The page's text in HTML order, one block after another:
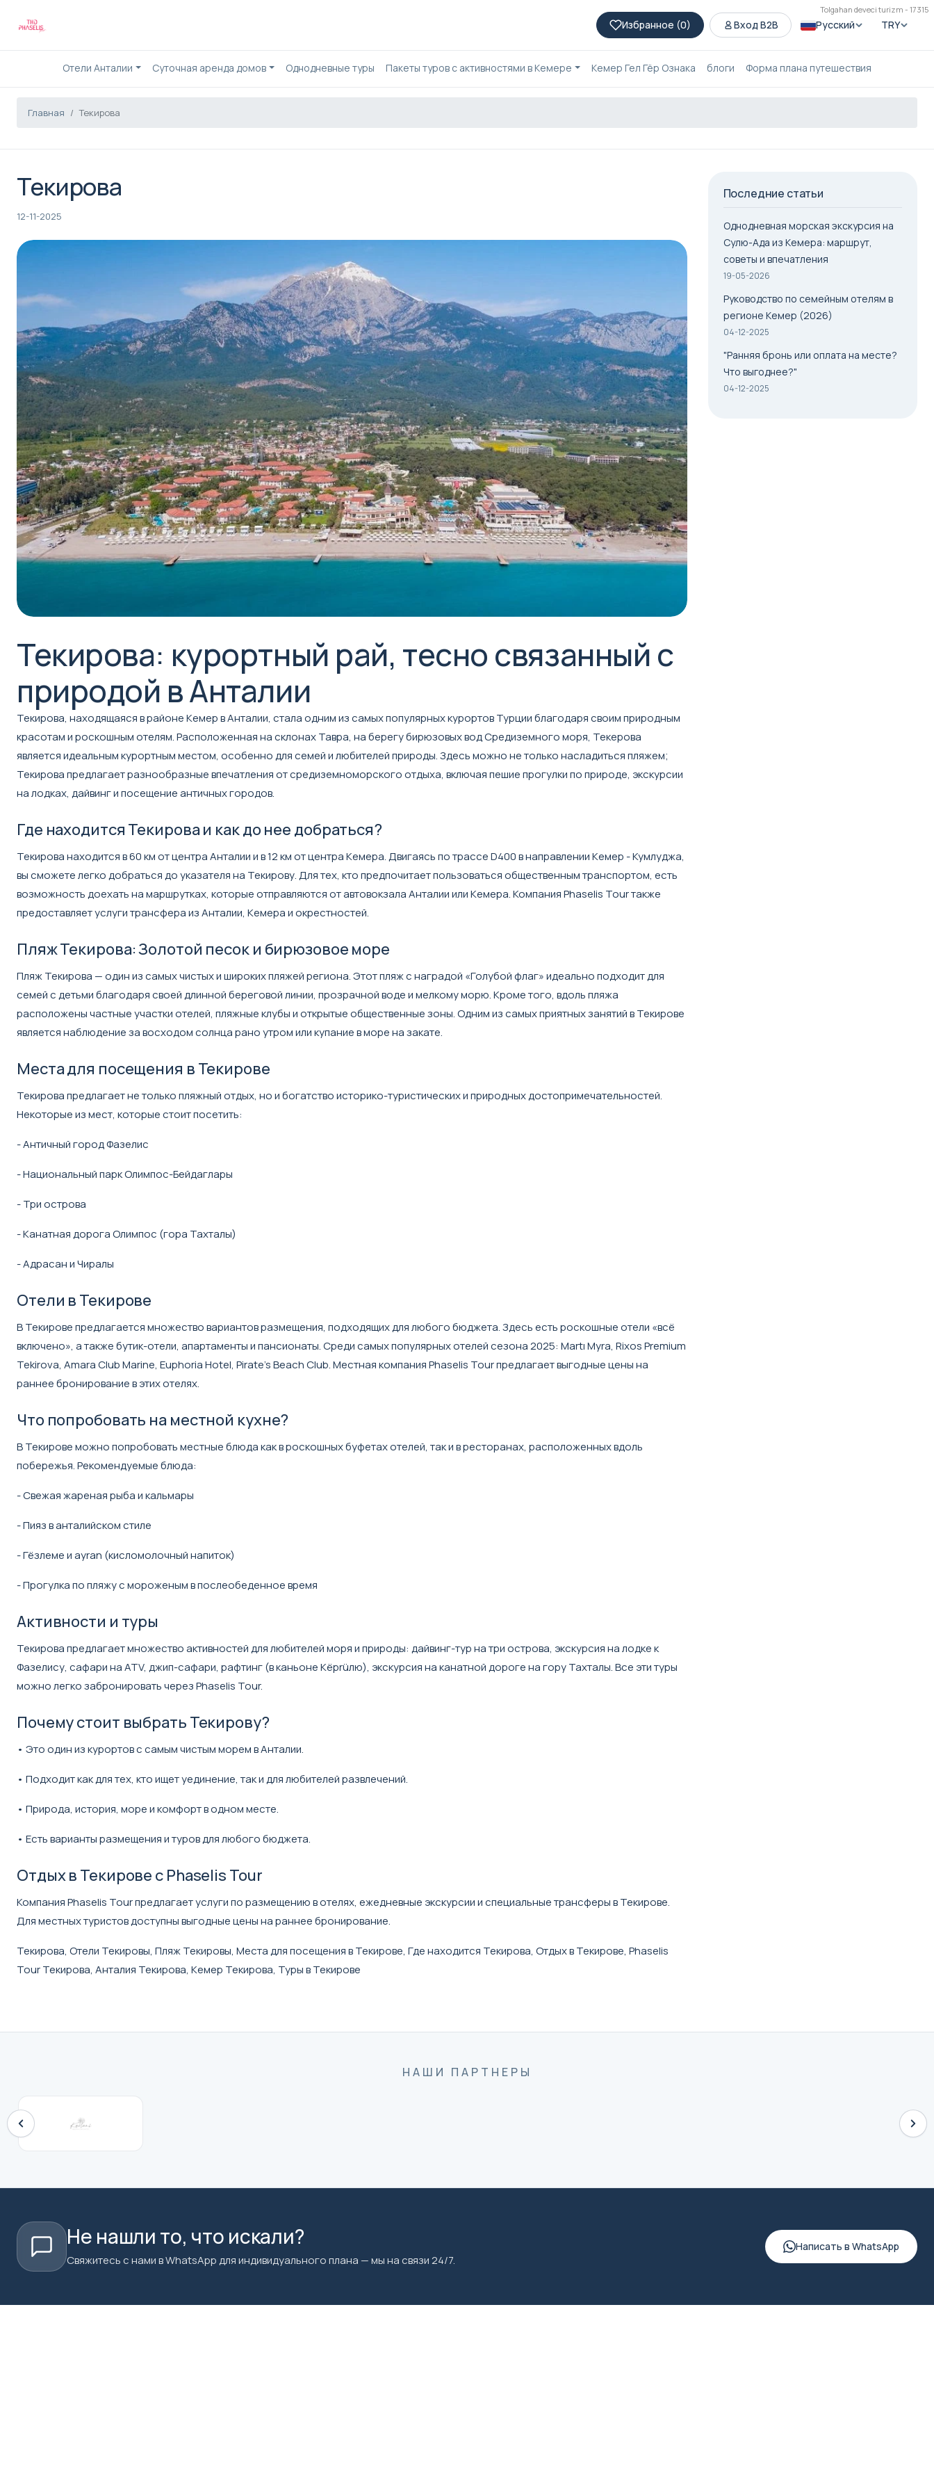
Tolgahan deveci turizm - 17315
Избранное (0) Вход B2B Русский TRY
Отели Анталии Суточная аренда домов Однодневные туры Пакеты туров с активностями в Кемере Кемер Гел Гёр Ознака блоги Форма плана путешествия
Главная Текирова
Текирова
12-11-2025
Текирова: курортный рай, тесно связанный с
природой в Анталии
Текирова, находящаяся в районе Кемер в Анталии, стала одним из самых популярных курортов Турции благодаря своим природным
красотам и роскошным отелям. Расположенная на склонах Тавра, на берегу бирюзовых вод Средиземного моря, Текеровa
является идеальным курортным местом, особенно для семей и любителей природы. Здесь можно не только насладиться пляжем;
Текирова предлагает разнообразные впечатления от средиземноморского отдыха, включая пешие прогулки по природе, экскурсии
на лодках, дайвинг и посещение античных городов.
Где находится Текирова и как до нее добраться?
Текирова находится в 60 км от центра Анталии и в 12 км от центра Кемера. Двигаясь по трассе D400 в направлении Кемер - Кумлуджа,
вы сможете легко добраться до указателя на Текирову. Для тех, кто предпочитает пользоваться общественным транспортом, есть
возможность доехать на маршрутках, которые отправляются от автовокзала Анталии или Кемера. Компания Phaselis Tour также
предоставляет услуги трансфера из Анталии, Кемера и окрестностей.
Пляж Текирова: Золотой песок и бирюзовое море
Пляж Текирова — один из самых чистых и широких пляжей региона. Этот пляж с наградой «Голубой флаг» идеально подходит для
семей с детьми благодаря своей длинной береговой линии, прозрачной воде и мелкому морю. Кроме того, вдоль пляжа
расположены частные участки отелей, пляжные клубы и открытые общественные зоны. Одним из самых приятных занятий в Текирове
является наблюдение за восходом солнца рано утром или купание в море на закате.
Места для посещения в Текирове
Текирова предлагает не только пляжный отдых, но и богатство историко-туристических и природных достопримечательностей.
Некоторые из мест, которые стоит посетить:
- Античный город Фазелис
- Национальный парк Олимпос-Бейдаглары
- Три острова
- Канатная дорога Олимпос (гора Тахталы)
- Адрасан и Чиралы
Отели в Текирове
В Текирове предлагается множество вариантов размещения, подходящих для любого бюджета. Здесь есть роскошные отели «всё
включено», а также бутик-отели, апартаменты и пансионаты. Среди самых популярных отелей сезона 2025: Martı Myra, Rixos Premium
Tekirova, Amara Club Marine, Euphoria Hotel, Pirate’s Beach Club. Местная компания Phaselis Tour предлагает выгодные цены на
раннее бронирование в этих отелях.
Что попробовать на местной кухне?
В Текирове можно попробовать местные блюда как в роскошных буфетах отелей, так и в ресторанах, расположенных вдоль
побережья. Рекомендуемые блюда:
- Свежая жареная рыба и кальмары
- Пияз в анталийском стиле
- Гёзлеме и ayran (кисломолочный напиток)
- Прогулка по пляжу с мороженым в послеобеденное время
Активности и туры
Текирова предлагает множество активностей для любителей моря и природы: дайвинг-тур на три острова, экскурсия на лодке к
Фазелису, сафари на ATV, джип-сафари, рафтинг (в каньоне Кёprüлю), экскурсия на канатной дороге на гору Тахталы. Все эти туры
можно легко забронировать через Phaselis Tour.
Почему стоит выбрать Текирову?
• Это один из курортов с самым чистым морем в Анталии.
• Подходит как для тех, кто ищет уединение, так и для любителей развлечений.
• Природа, история, море и комфорт в одном месте.
• Есть варианты размещения и туров для любого бюджета.
Отдых в Текирове с Phaselis Tour
Компания Phaselis Tour предлагает услуги по размещению в отелях, ежедневные экскурсии и специальные трансферы в Текирове.
Для местных туристов доступны выгодные цены на раннее бронирование.
Текирова, Отели Текировы, Пляж Текировы, Места для посещения в Текирове, Где находится Текирова, Отдых в Текирове, Phaselis
Tour Текирова, Анталия Текирова, Кемер Текирова, Туры в Текирове
Последние статьи
Однодневная морская экскурсия на
Сулю-Ада из Кемера: маршрут,
советы и впечатления
19-05-2026
Руководство по семейным отелям в
регионе Кемер (2026)
04-12-2025
"Ранняя бронь или оплата на месте?
Что выгоднее?"
04-12-2025
НАШИ ПАРТНЕРЫ
Не нашли то, что искали?
Свяжитесь с нами в WhatsApp для индивидуального плана — мы на связи 24/7.
Написать в WhatsApp